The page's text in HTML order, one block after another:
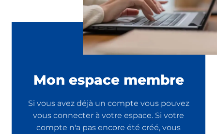
Mon espace membre
Si vous avez déjà un compte vous pouvez
vous connecter à votre espace. Si votre
compte n'a pas encore été créé, vous